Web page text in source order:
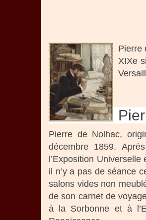
Pierre
XIXe
Pierre de Nolhac,
décembre 1859.
l’Exposition
il n’y a pas de séance
salons vides non
de son carnet de
à la Sorbonne et à